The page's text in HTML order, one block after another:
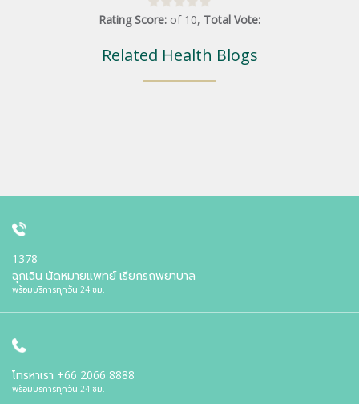
Rating Score: of 10, Total Vote:
Related Health Blogs
1378
ฉุกเฉิน นัดหมายแพทย์ เรียกรถพยาบาล
พร้อมบริการทุกวัน 24 ชม.
โทรหาเรา +66 2066 8888
พร้อมบริการทุกวัน 24 ชม.